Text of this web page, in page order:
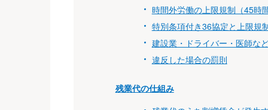
時間外労働の上限規制（45時
特別条項付き36協定と上限規
建設業・ドライバー・医師な
違反した場合の罰則
残業代の仕組み